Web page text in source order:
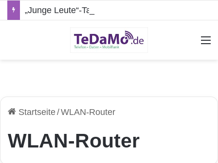
Startseite/WLAN-Router
WLAN-Router